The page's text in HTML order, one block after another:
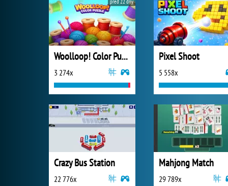
Woolloop! Color Puzzle
3 274x
před 22 dny
Pixel Shoot
5 558x
Crazy Bus Station
22 776x
Mahjong Match
29 789x